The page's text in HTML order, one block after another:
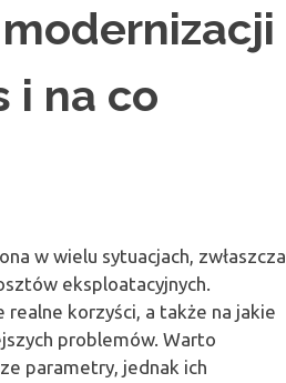
i na co
w wielu sytuacjach, zwłaszcza
eksploatacyjnych.
korzyści, a także na jakie
problemów. Warto
parametry, jednak ich